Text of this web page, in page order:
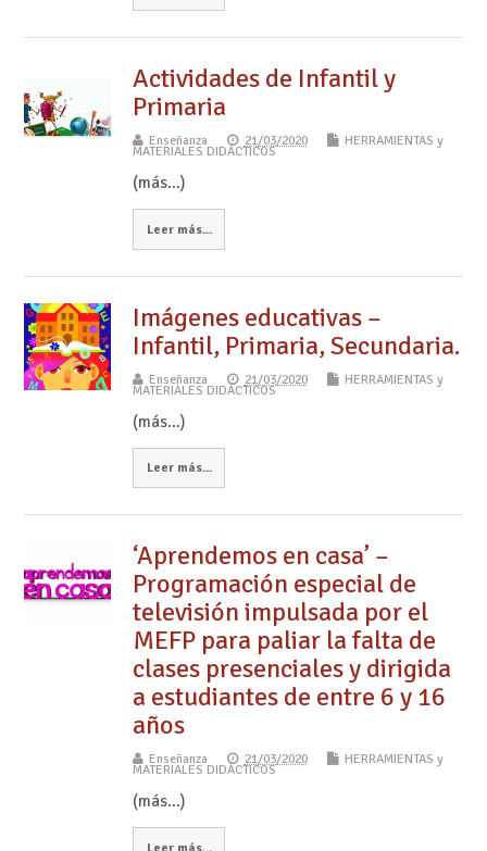
Actividades de Infantil y
Primaria
Enseñanza 21/03/2020 HERRAMIENTAS y
MATERIALES DIDÁCTICOS
(más…)
Leer más...
Imágenes educativas –
Infantil, Primaria, Secundaria.
Enseñanza 21/03/2020 HERRAMIENTAS y
MATERIALES DIDÁCTICOS
(más…)
Leer más...
‘Aprendemos en casa’ –
Programación especial de
televisión impulsada por el
MEFP para paliar la falta de
clases presenciales y dirigida
a estudiantes de entre 6 y 16
años
Enseñanza 21/03/2020 HERRAMIENTAS y
MATERIALES DIDÁCTICOS
(más…)
Leer más...